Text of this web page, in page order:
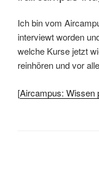
Ich bin vom
interviewt worden
welche Kurse jetzt
reinhören und vor
[Aircampus: Wissen